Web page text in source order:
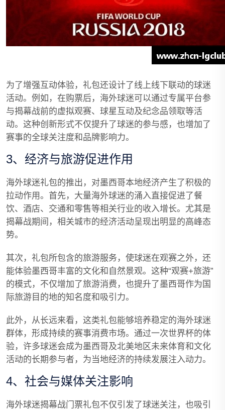
为了增强互动体验，礼包还设计了线上线下联动的球迷
活动。例如，在购票后，海外球迷可以通过专属平台参
与揭幕战前的虚拟观赛、球星互动及纪念品领取等活
动。这种创新形式不仅提升了球迷的参与感，也增加了
赛事的全球关注度和品牌影响力。
3、经济与旅游促进作用
海外球迷礼包的推出，对墨西哥本地经济产生了积极的
拉动作用。首先，大量海外球迷的涌入直接促进了餐
饮、酒店、交通和零售等相关行业的收入增长。尤其是
揭幕战期间，相关城市的经济活动呈现出明显的高峰态
势。
其次，礼包所包含的旅游服务，使球迷在观赛之外，还
能体验墨西哥丰富的文化和自然景观。这种“观赛+旅游”
的模式，不仅增加了旅游消费，也提升了墨西哥作为国
际旅游目的地的知名度和吸引力。
此外，从长远来看，这类礼包能够培养稳定的海外球迷
群体，形成持续的赛事消费市场。通过一次世界杯的体
验，许多球迷会成为墨西哥及北美地区未来体育和文化
活动的长期参与者，为当地经济的持续发展注入动力。
4、社会与媒体关注影响
海外球迷揭幕战门票礼包不仅引发了球迷关注，也吸引